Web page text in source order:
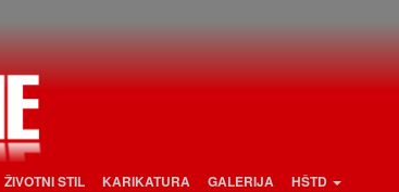
ŽIVOTNI STIL KARIKATURA GALERIJA HŠTD